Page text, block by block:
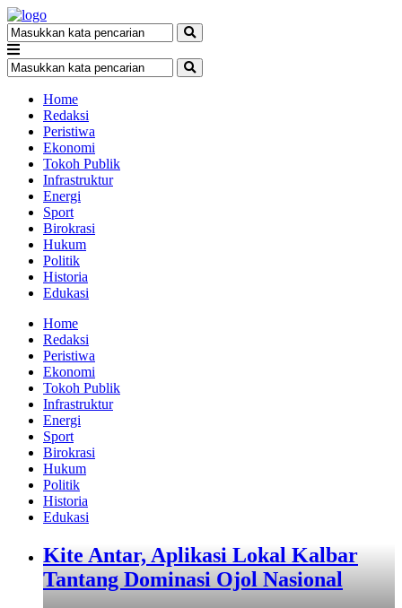
Home
Redaksi
Peristiwa
Ekonomi
Tokoh Publik
Infrastruktur
Energi
Sport
Birokrasi
Hukum
Politik
Historia
Edukasi
Home
Redaksi
Peristiwa
Ekonomi
Tokoh Publik
Infrastruktur
Energi
Sport
Birokrasi
Hukum
Politik
Historia
Edukasi
Kite Antar, Aplikasi Lokal Kalbar
Tantang Dominasi Ojol Nasional